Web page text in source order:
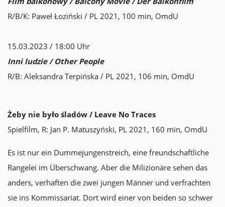
R/B/K: Paweł Łoziński / PL 2021, 100 min, OmdU
15.03.2023 / 18:00 Uhr
Inni ludzie / Other People
R/B: Aleksandra Terpińska / PL 2021, 106 min, OmdU
Żeby nie było śladów / Leave No Traces
Spielfilm, R: Jan P. Matuszyński, PL 2021, 160 min, OmdU
Es ist nur ein Dummejungenstreich, eine freundschaftliche
Rangelei im Überschwang. Aber die Milizionäre sehen das
anders, verhaften die zwei jungen Männer und verfrachten
sie ins Kommissariat. Dort wird einer von beiden so schwer